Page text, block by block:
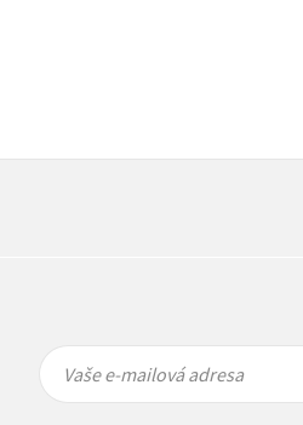
mailová
mailová
Vaše e-mailová adresa